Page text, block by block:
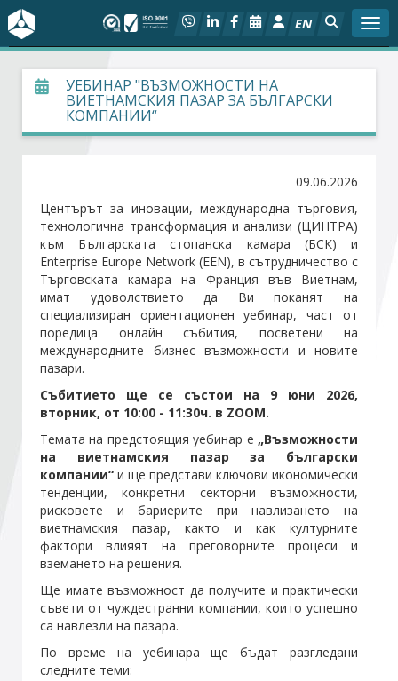
EN
За БСК
На фокус
Социален диалог
Дейности
Арбитражен съд
Проекти
Членове
Стани член
Абонирайте се!
УЕБИНАР "ВЪЗМОЖНОСТИ НА
ВИЕТНАМСКИЯ ПАЗАР ЗА БЪЛГАРСКИ
КОМПАНИИ“
09.06.2026
Центърът за иновации, международна търговия,
технологична трансформация и анализи (ЦИНТРА)
към Българската стопанска камара (БСК) и
Enterprise Europe Network (EEN), в сътрудничество с
Търговската камара на Франция във Виетнам,
имат удоволствието да Ви поканят на
специализиран ориентационен уебинар, част от
поредица онлайн събития, посветени на
международните бизнес възможности и новите
пазари.
Събитието ще се състои на 9 юни 2026,
вторник, от 10:00 - 11:30ч. в ZOOM.
Темата на предстоящия уебинар е „Възможности
на виетнамския пазар за български
компании“ и ще представи ключови икономически
тенденции, конкретни секторни възможности,
рисковете и бариерите при навлизането на
виетнамския пазар, както и как културните
фактори влияят на преговорните процеси и
вземането на решения.
Ще имате възможност да получите и практически
съвети от чуждестранни компании, които успешно
са навлезли на пазара.
По време на уебинара ще бъдат разгледани
следните теми: